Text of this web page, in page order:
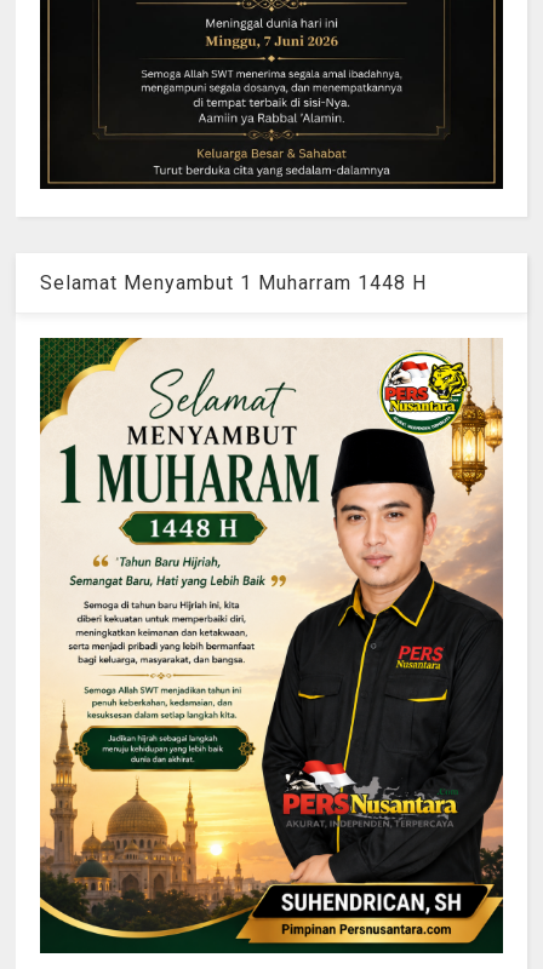
Selamat Menyambut 1 Muharram 1448 H